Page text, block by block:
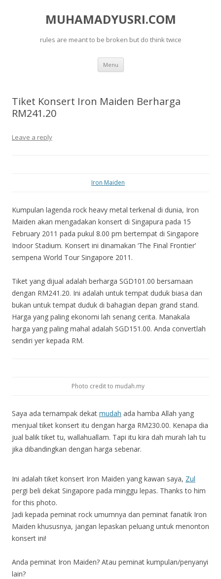
MUHAMADYUSRI.COM
rules are meant to be broken but do think twice
Menu Skip
content
Tiket Konsert Iron Maiden Berharga
RM241.20
Leave a reply
Iron Maiden
Kumpulan lagenda rock heavy metal terkenal di dunia, Iron
Maiden akan mengadakan konsert di Singapura pada 15
February 2011 pada pukul 8.00 pm bertempat di Singapore
Indoor Stadium. Konsert ini dinamakan ‘The Final Frontier’
sempena World Tour Singapore 2011.
Tiket yang dijual adalah berharga SGD101.00 bersamaan
dengan RM241.20. Ini adalah untuk tempat duduk biasa dan
bukan untuk tempat duduk di bahagian depan grand stand.
Harga yang paling ekonomi lah senang cerita. Manakala
harga yang paling mahal adalah SGD151.00. Anda convertlah
sendiri yer kepada RM.
Photo credit to mudah.my
Saya ada ternampak dekat mudah ada hamba Allah yang
menjual tiket konsert itu dengan harga RM230.00. Kenapa dia
jual balik tiket tu, wallahuallam. Tapi itu kira dah murah lah tu
jika dibandingkan dengan harga sebenar.
Ini adalah tiket konsert Iron Maiden yang kawan saya, Zul
pergi beli dekat Singapore pada minggu lepas. Thanks to him
for this photo.
Jadi kepada peminat rock umumnya dan peminat fanatik Iron
Maiden khususnya, jangan lepaskan peluang untuk menonton
konsert ini!
Anda peminat Iron Maiden? Atau peminat kumpulan/penyanyi
lain?